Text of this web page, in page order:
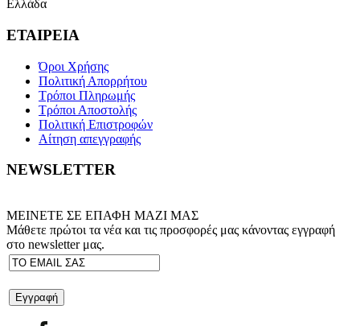
Ελλάδα
ΕΤΑΙΡΕΙΑ
Όροι Χρήσης
Πολιτική Απορρήτου
Τρόποι Πληρωμής
Τρόποι Αποστολής
Πολιτική Επιστροφών
Αίτηση απεγγραφής
NEWSLETTER
ΜΕΙΝΕΤΕ ΣΕ ΕΠΑΦΗ ΜΑΖΙ ΜΑΣ
Μάθετε πρώτοι τα νέα και τις προσφορές μας κάνοντας εγγραφή
στο newsletter μας.